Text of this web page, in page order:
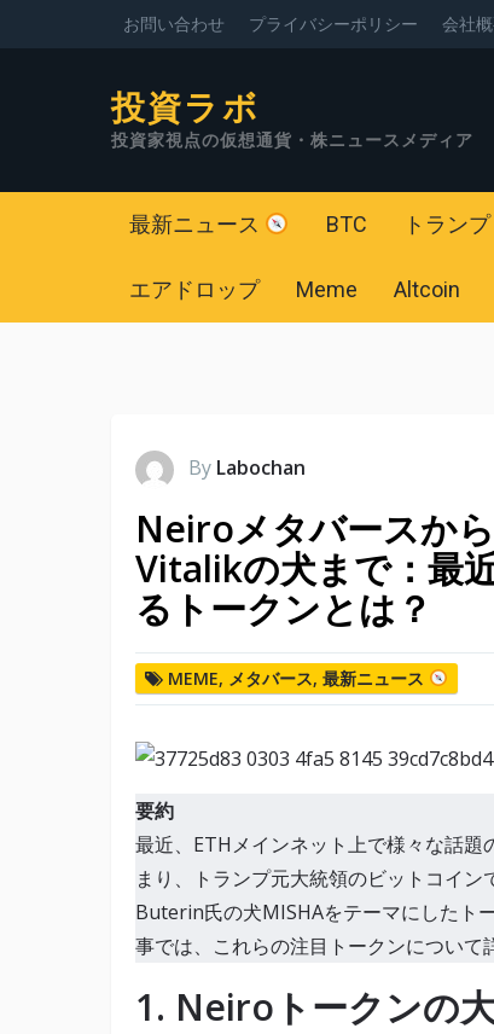
お問い合わせ プライバシーポリシー 会社
投資ラボ
投資家視点の仮想通貨・株ニュースメディア
最新ニュース BTC トランプ
エアドロップ Meme Altcoin
By Labochan
Neiroメタバースか
Vitalikの犬まで：最
るトークンとは？
MEME, メタバース, 最新ニュース
要約
最近、ETHメインネット上で様々な話
まり、トランプ元大統領のビットコイ
Buterin氏の犬MISHAをテーマにしたト
事では、これらの注目トークンについて
1. Neiroトークンの